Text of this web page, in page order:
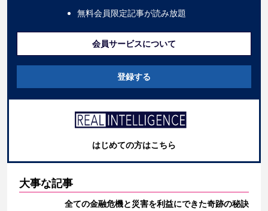
無料会員限定記事が読み放題
会員サービスについて
登録する
はじめての方はこちら
大事な記事
全ての金融危機と災害を利益にできた奇跡の秘訣